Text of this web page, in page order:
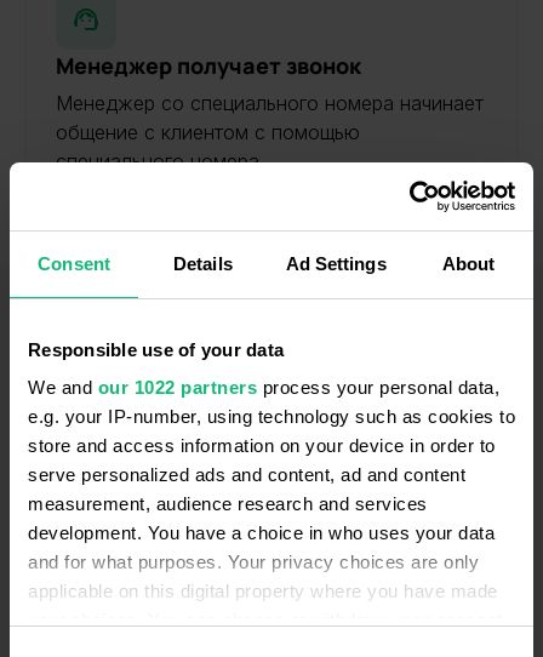
Consent Details Ad Settings About
Responsible use of your data
We and our 1022 partners process your personal data,
e.g. your IP-number, using technology such as cookies to
store and access information on your device in order to
serve personalized ads and content, ad and content
measurement, audience research and services
development. You have a choice in who uses your data
and for what purposes. Your privacy choices are only
applicable on this digital property where you have made
Менеджер получает звонок
Менеджер со специального номера начинает
общение с клиентом с помощью
специального номера
Получайте отчеты об
эффективности сотрудников
Отслеживайте успешность отдела и каждого
менеджера в частности по четким и
прозрачным метрикам.